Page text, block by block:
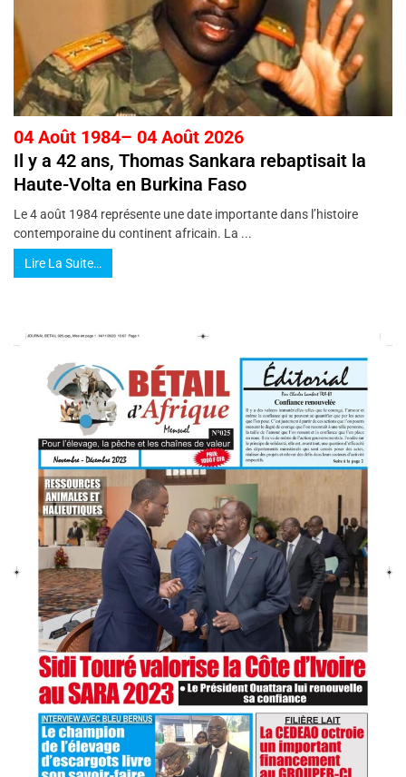
04 Août 1984– 04 Août 2026
Il y a 42 ans, Thomas Sankara rebaptisait la
Haute-Volta en Burkina Faso
Le 4 août 1984 représente une date importante dans l’histoire
contemporaine du continent africain. La ...
Lire La Suite…